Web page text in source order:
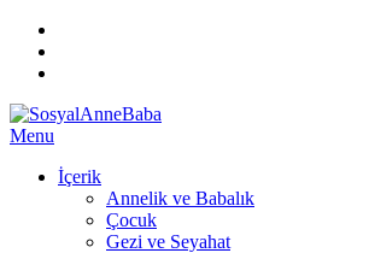
ARA
Skip
content
Menu
İçerik
Annelik ve Babalık
Çocuk
Gezi ve Seyahat